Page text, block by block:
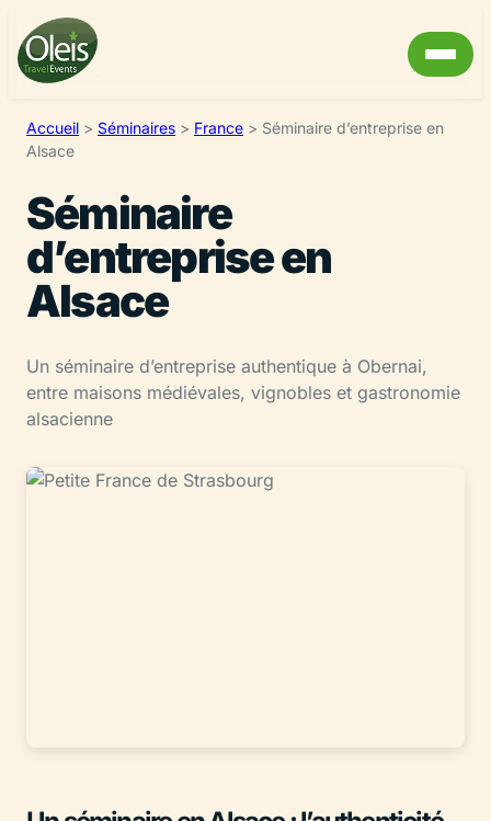
Accueil > Séminaires > France > Séminaire d’entreprise en
Alsace
Séminaire
d’entreprise en
Alsace
Un séminaire d’entreprise authentique à Obernai,
entre maisons médiévales, vignobles et gastronomie
alsacienne